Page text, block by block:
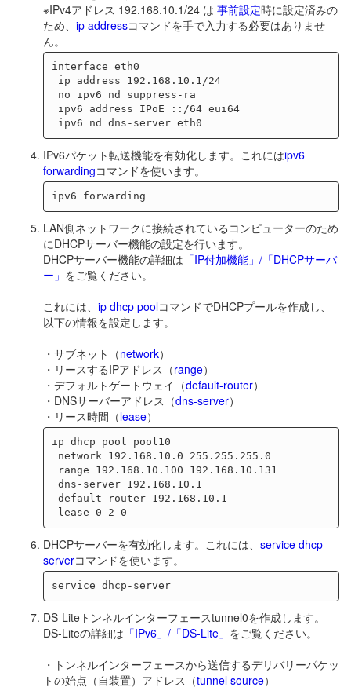
※IPv4アドレス 192.168.10.1/24 は 事前設定時に設定済みの
ため、 ip addressコマンドを手で入力する必要はありませ
ん。
interface eth0
IPv6パケット転送機能を有効化します。これにはipv6
forwardingコマンドを使います。
LAN側ネットワークに接続されているコンピューターのため
にDHCPサーバー機能の設定を行います。
DHCPサーバー機能の詳細は 「IP付加機能」/「DHCPサーバ
ー」 をご覧ください。
これには、 ip dhcp poolコマンドでDHCPプールを作成し、
以下の情報を設定します。
・サブネット（network）
・リースするIPアドレス（range）
・デフォルトゲートウェイ（default-router）
・DNSサーバーアドレス（dns-server）
・リース時間（lease）
ip dhcp pool pool10
DHCPサーバーを有効化します。これには、 service dhcp-
serverコマンドを使います。
service dhcp-server
DS-Liteトンネルインターフェースtunnel0を作成します。
DS-Liteの詳細は 「IPv6」/「DS-Lite」 をご覧ください。
・トンネルインターフェースから送信するデリバリーパケッ
トの始点（自装置）アドレス（tunnel source）